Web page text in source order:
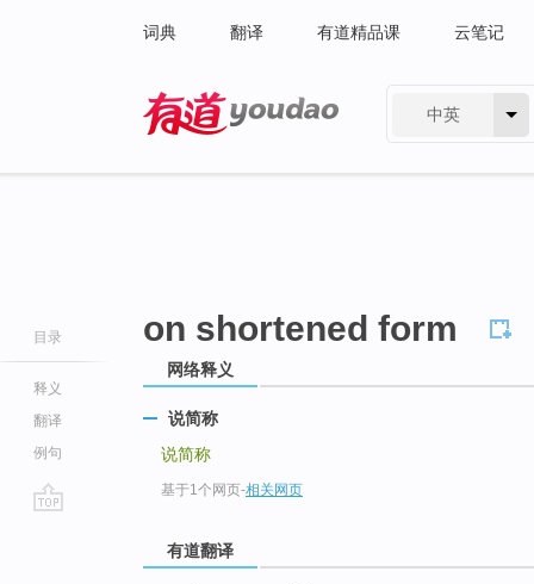
词典 翻译 有道精品课 云笔记
中英
目录
释义
翻译
例句
on shortened form
网络释义
说简称
说简称
基于1个网页-相关网页
有道翻译